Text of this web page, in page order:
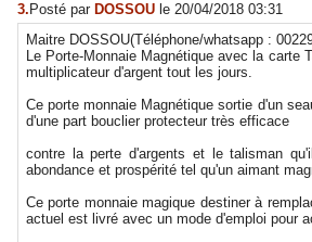
3. Posté par DOSSOU le 20/04/2018 03:31
Maitre DOSSOU(Téléphone/whatsapp :
Le Porte-Monnaie Magnétique avec la carte
multiplicateur d'argent tout les jours.
Ce porte monnaie Magnétique sortie d'un
d'une part bouclier protecteur très efficace
contre la perte d'argents et le talisman
abondance et prospérité tel qu'un aimant
Ce porte monnaie magique destiner à
actuel est livré avec un mode d'emploi pour